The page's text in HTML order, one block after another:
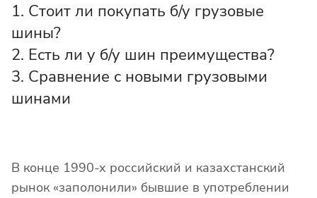
1. Стоит ли покупать б/у грузовые
шины?
2. Есть ли у б/у шин преимущества?
3. Сравнение с новыми грузовыми
шинами
В конце 1990-х российский и казахстанский
рынок «заполонили» бывшие в употреблении